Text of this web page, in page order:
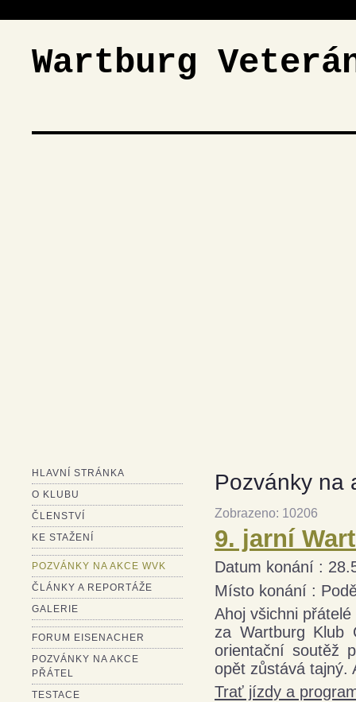
Wartburg
HLAVNÍ STRÁNKA
O KLUBU
ČLENSTVÍ
KE STAŽENÍ
POZVÁNKY NA AKCE WVK
ČLÁNKY A REPORTÁŽE
GALERIE
FORUM EISENACHER
POZVÁNKY NA AKCE
PŘÁTEL
TESTACE
Pozvánky na
Zobrazeno: 10206
9. jarní
Datum konání :
Místo konání :
Ahoj všichni
za Wartburg Klub
orientační soutěž
opět zůstává tajný.
Trať jízdy a